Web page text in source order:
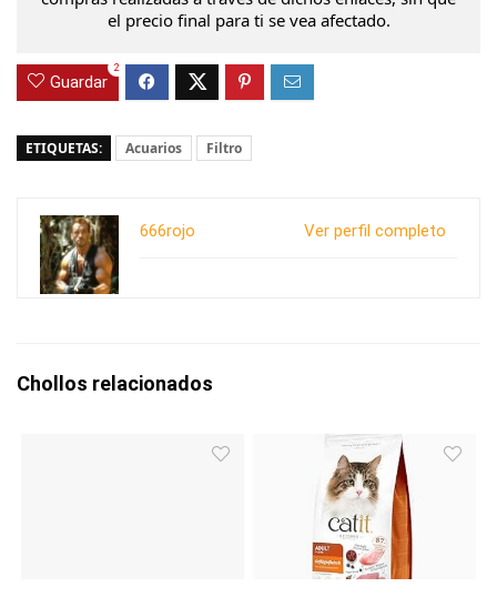
el precio final para ti se vea afectado.
Guardar
2
ETIQUETAS: Acuarios Filtro
Ver perfil completo
666rojo
Chollos relacionados